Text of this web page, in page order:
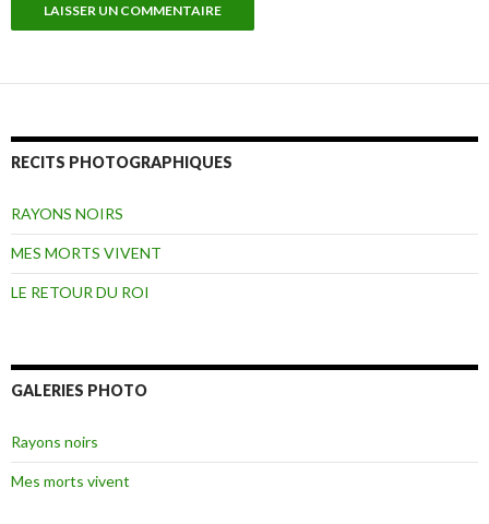
RECITS PHOTOGRAPHIQUES
RAYONS NOIRS
MES MORTS VIVENT
LE RETOUR DU ROI
GALERIES PHOTO
Rayons noirs
Mes morts vivent